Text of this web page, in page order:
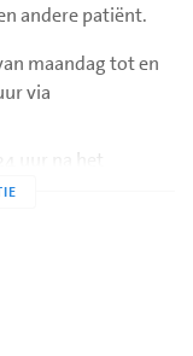
andere patiënt.
maandag tot en
via
uur na het
telefoonnummer
of op
nodig wordt u